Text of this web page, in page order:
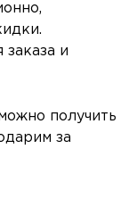
и
получить
за